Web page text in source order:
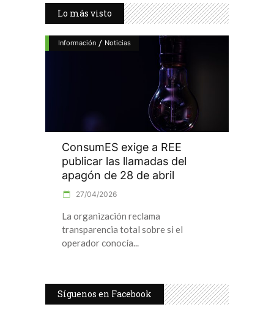
Lo más visto
Información / Noticias
ConsumES exige a REE
publicar las llamadas del
apagón de 28 de abril
27/04/2026
La organización reclama
transparencia total sobre si el
operador conocía
Síguenos en Facebook